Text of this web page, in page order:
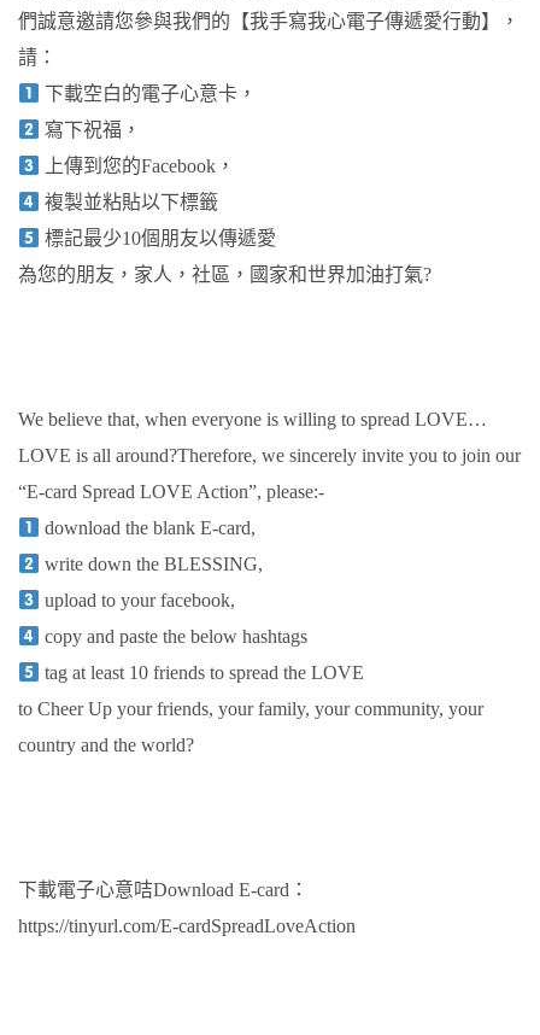
們誠意邀請您參與我們的【我手寫我心電子傳遞愛行動】，
請：
下載空白的電子心意卡，
寫下祝福，
上傳到您的Facebook，
複製並粘貼以下標籤
標記最少10個朋友以傳遞愛
為您的朋友，家人，社區，國家和世界加油打氣?
We believe that, when everyone is willing to spread LOVE…
LOVE is all around?Therefore, we sincerely invite you to join our
“E-card Spread LOVE Action”, please:-
download the blank E-card,
write down the BLESSING,
upload to your facebook,
copy and paste the below hashtags
tag at least 10 friends to spread the LOVE
to Cheer Up your friends, your family, your community, your
country and the world?
下載電子心意咭Download E-card：
https://tinyurl.com/E-cardSpreadLoveAction